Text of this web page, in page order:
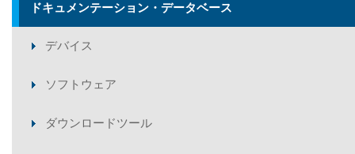
ドキュメンテーション・データベース
デバイス
ソフトウェア
ダウンロードツール